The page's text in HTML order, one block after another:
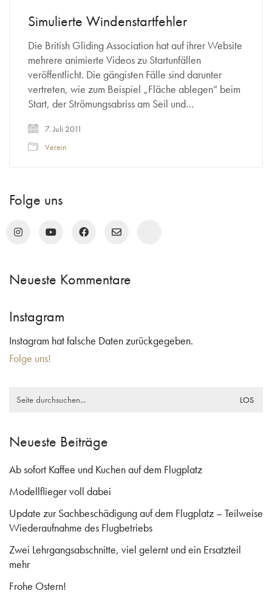
Simulierte Windenstartfehler
Die British Gliding Association hat auf ihrer Website
mehrere animierte Videos zu Startunfällen
veröffentlicht. Die gängisten Fälle sind darunter
vertreten, wie zum Beispiel „Fläche ablegen“ beim
Start, der Strömungsabriss am Seil und…
7. Juli 2011
Verein
Folge uns
Neueste Kommentare
Instagram
Instagram hat falsche Daten zurückgegeben.
Folge uns!
for:
Neueste Beiträge
Ab sofort Kaffee und Kuchen auf dem Flugplatz
Modellflieger voll dabei
Update zur Sachbeschädigung auf dem Flugplatz – Teilweise
Wiederaufnahme des Flugbetriebs
Zwei Lehrgangsabschnitte, viel gelernt und ein Ersatzteil
mehr
Frohe Ostern!